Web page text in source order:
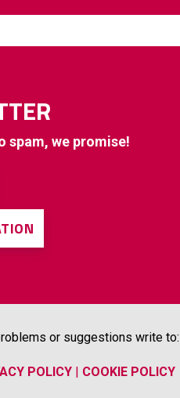
spam, we promise!
or suggestions write to:
POLICY | COOKIE POLICY